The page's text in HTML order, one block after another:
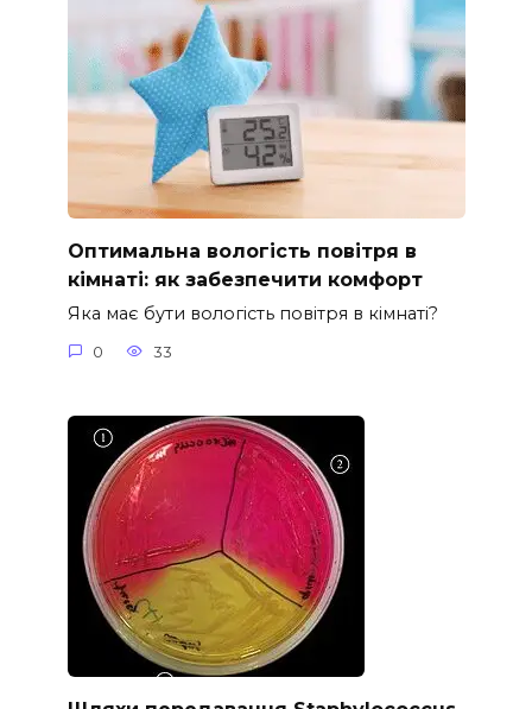
Оптимальна вологість повітря в
кімнаті: як забезпечити комфорт
Яка має бути вологість повітря в кімнаті?
0 33